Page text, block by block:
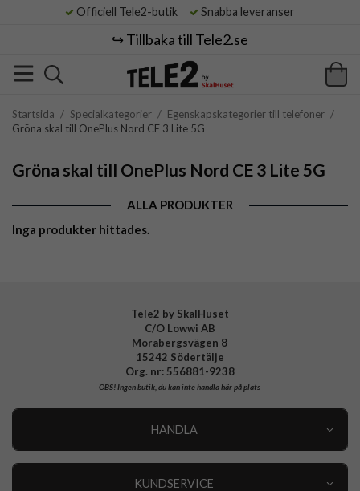
Officiell Tele2-butik Snabba leveranser
↪️ Tillbaka till Tele2.se
Startsida / Specialkategorier / Egenskapskategorier till telefoner /
Gröna skal till OnePlus Nord CE 3 Lite 5G
Gröna skal till OnePlus Nord CE 3 Lite 5G
ALLA PRODUKTER
Inga produkter hittades.
Tele2 by SkalHuset
C/O Lowwi AB
Morabergsvägen 8
15242 Södertälje
Org. nr: 556881-9238
OBS!Ingen butik, du kan inte handla här på plats
HANDLA
KUNDSERVICE